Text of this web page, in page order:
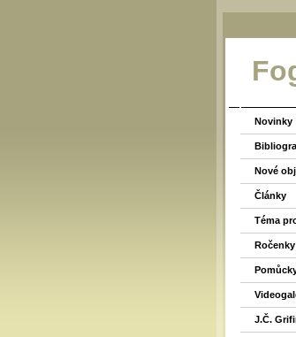
Novinky
Nové
Články
Téma
Ročenky
J.Č.